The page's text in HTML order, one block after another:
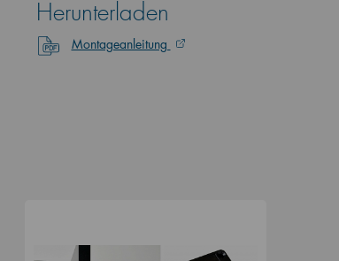
Herunterladen
Montageanleitung